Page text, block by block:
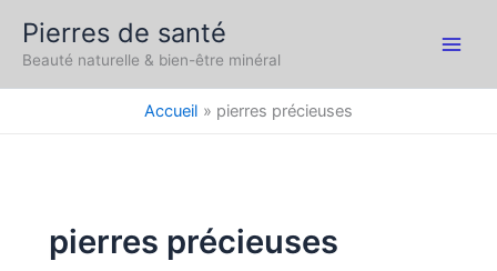
contenu
Pierres de santé
Beauté naturelle & bien-être minéral
Accueil pierres précieuses
pierres précieuses